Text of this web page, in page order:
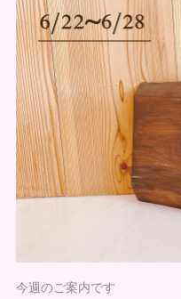
今週のご案内です